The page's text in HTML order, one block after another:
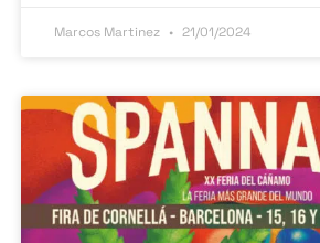
Marcos Martinez 21/01/2024